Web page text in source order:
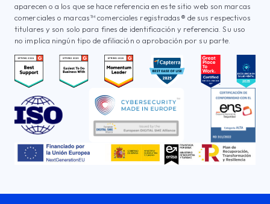
aparecen o a los que se hace referencia en este sitio web son marcas
comerciales o marcas™ comerciales registradas® de sus respectivos
titulares y son solo para fines de identificación y referencia. Su uso
no implica ningún tipo de afiliación o aprobación por su parte.